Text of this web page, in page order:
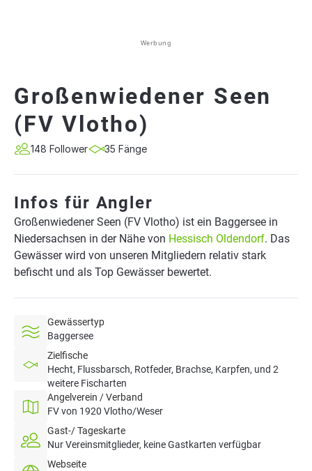
Werbung
Großenwiedener Seen
(FV Vlotho)
148 Follower 35 Fänge
Infos für Angler
Großenwiedener Seen (FV Vlotho) ist ein Baggersee in
Niedersachsen in der Nähe von Hessisch Oldendorf. Das
Gewässer wird von unseren Mitgliedern relativ stark
befischt und als Top Gewässer bewertet.
Gewässertyp
Baggersee
Zielfische
Hecht, Flussbarsch, Rotfeder, Brachse, Karpfen, und 2
weitere Fischarten
Angelverein / Verband
FV von 1920 Vlotho/Weser
Gast-/ Tageskarte
Nur Vereinsmitglieder, keine Gastkarten verfügbar
Webseite